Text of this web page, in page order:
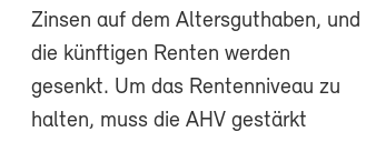
Zinsen auf dem Altersguthaben, und
die künftigen Renten werden
gesenkt. Um das Rentenniveau zu
halten, muss die AHV gestärkt